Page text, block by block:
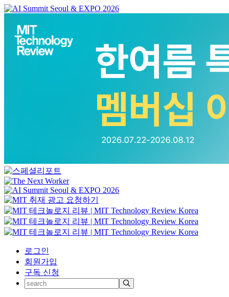
로그인
회원가입
구독 신청